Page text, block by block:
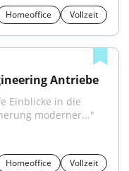
Homeoffice Vollzeit
Antriebe
Einblicke in die
moderner..."
Homeoffice Vollzeit